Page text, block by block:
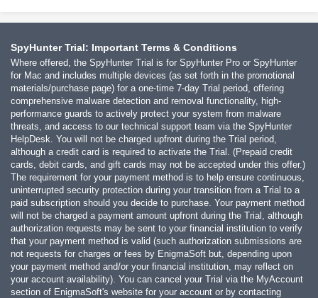
SpyHunter Trial: Important Terms & Conditions
Where offered, the SpyHunter Trial is for SpyHunter Pro or SpyHunter
for Mac and includes multiple devices (as set forth in the promotional
materials/purchase page) for a one-time 7-day Trial period, offering
comprehensive malware detection and removal functionality, high-
performance guards to actively protect your system from malware
threats, and access to our technical support team via the SpyHunter
HelpDesk. You will not be charged upfront during the Trial period,
although a credit card is required to activate the Trial. (Prepaid credit
cards, debit cards, and gift cards may not be accepted under this offer.)
The requirement for your payment method is to help ensure continuous,
uninterrupted security protection during your transition from a Trial to a
paid subscription should you decide to purchase. Your payment method
will not be charged a payment amount upfront during the Trial, although
authorization requests may be sent to your financial institution to verify
that your payment method is valid (such authorization submissions are
not requests for charges or fees by EnigmaSoft but, depending upon
your payment method and/or your financial institution, may reflect on
your account availability). You can cancel your Trial via the MyAccount
section of EnigmaSoft's website for your account or by contacting